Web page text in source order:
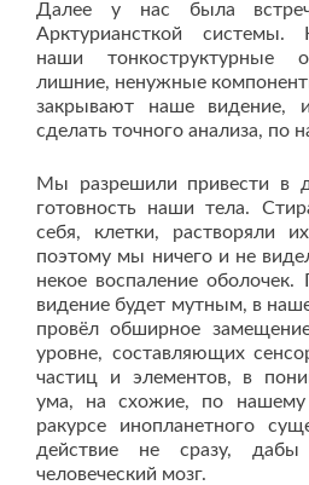
Далее у нас была
Арктуриансткой системы.
наши тонкоструктурные
лишние, ненужные
закрывают наше видение,
сделать точного анализа, по
Мы разрешили привести в
готовность наши тела.
себя, клетки, растворяли
поэтому мы ничего и не
некое воспаление
видение будет мутным, в
провёл обширное
уровне, составляющих
частиц и элементов, в
ума, на схожие, по
ракурсе инопланетного
действие не сразу,
человеческий мозг.